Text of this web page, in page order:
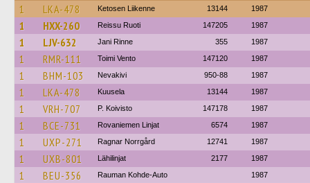
1 LKA-478 Ketosen Liikenne 13144 1987
1 HXX-260 Reissu Ruoti 147205 1987
1 LJV-632 Jani Rinne 355 1987
1 RMR-111 Toimi Vento 147120 1987
1 BHM-103 Nevakivi 950-88 1987
1 LKA-478 Kuusela 13144 1987
1 VRH-707 P. Koivisto 147178 1987
1 BCE-731 Rovaniemen Linjat 6574 1987
1 UXP-271 Ragnar Norrgård 12741 1987
1 UXB-801 Lähilinjat 2177 1987
1 BEU-356 Rauman Kohde-Auto 1987